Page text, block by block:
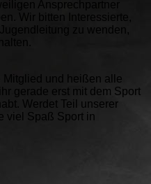
Ansprechpartner
Wir bitten Interessierte,
zu wenden,
Mitglied und heißen alle
gerade erst mit dem Sport
Werdet Teil unserer
viel Spaß Sport in